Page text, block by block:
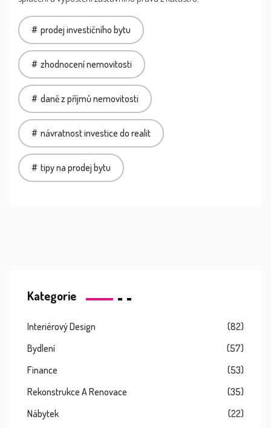
prodej investičního bytu
zhodnocení nemovitosti
daně z příjmů nemovitosti
návratnost investice do realit
tipy na prodej bytu
Kategorie
Interiérový Design
(82)
Bydlení
(57)
Finance
(53)
Rekonstrukce A Renovace
(35)
Nábytek
(22)